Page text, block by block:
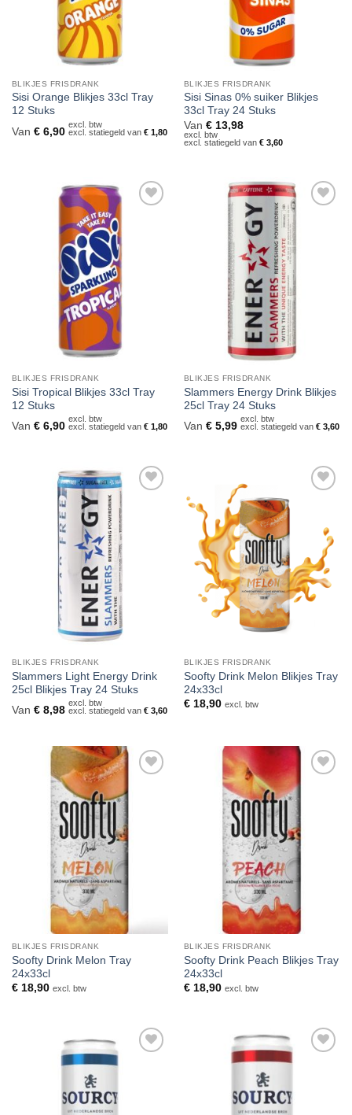
BLIKJES FRISDRANK
Sisi Orange Blikjes 33cl Tray
12 Stuks
Van €6,90
excl. btw
excl. statiegeld van €1,80
BLIKJES FRISDRANK
Sisi Sinas 0% suiker Blikjes
33cl Tray 24 Stuks
Van €13,98
excl. btw
excl. statiegeld van €3,60
Toevoegen
verlanglijst
BLIKJES FRISDRANK
Sisi Tropical Blikjes 33cl Tray
12 Stuks
Van €6,90
excl. btw
excl. statiegeld van €1,80
Toevoegen
verlanglijst
BLIKJES FRISDRANK
Slammers Energy Drink Blikjes
25cl Tray 24 Stuks
Van €5,99
excl. btw
excl. statiegeld van €3,60
Toevoegen
verlanglijst
BLIKJES FRISDRANK
Slammers Light Energy Drink
25cl Blikjes Tray 24 Stuks
Van €8,98
excl. btw
excl. statiegeld van €3,60
Toevoegen
BLIKJES FRISDRANK
Soofty Drink Melon Blikjes Tray
24x33cl
€18,90 excl. btw
verlanglijst
BLIKJES FRISDRANK
Soofty Drink Melon Tray
24x33cl
€18,90 excl. btw
Toevoegen
verlanglijst
BLIKJES FRISDRANK
Soofty Drink Peach Blikjes Tray
24x33cl
€18,90 excl. btw
Toevoegen
Toevoegen